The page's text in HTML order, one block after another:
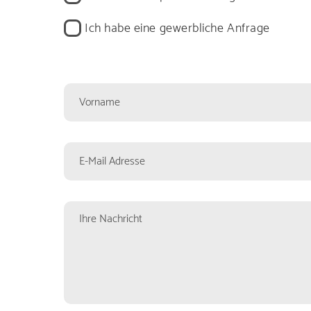
Entdecken Sie
Finden Sie
Ich habe eine gewerbliche Anfrage
Kontaktformularfelder
Mail
Nachricht